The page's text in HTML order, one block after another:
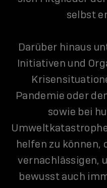
selbst
Darüber hinaus
Initiativen und
Pandemie oder
sowie bei
helfen zu können,
vernachlässigen,
bewusst auch